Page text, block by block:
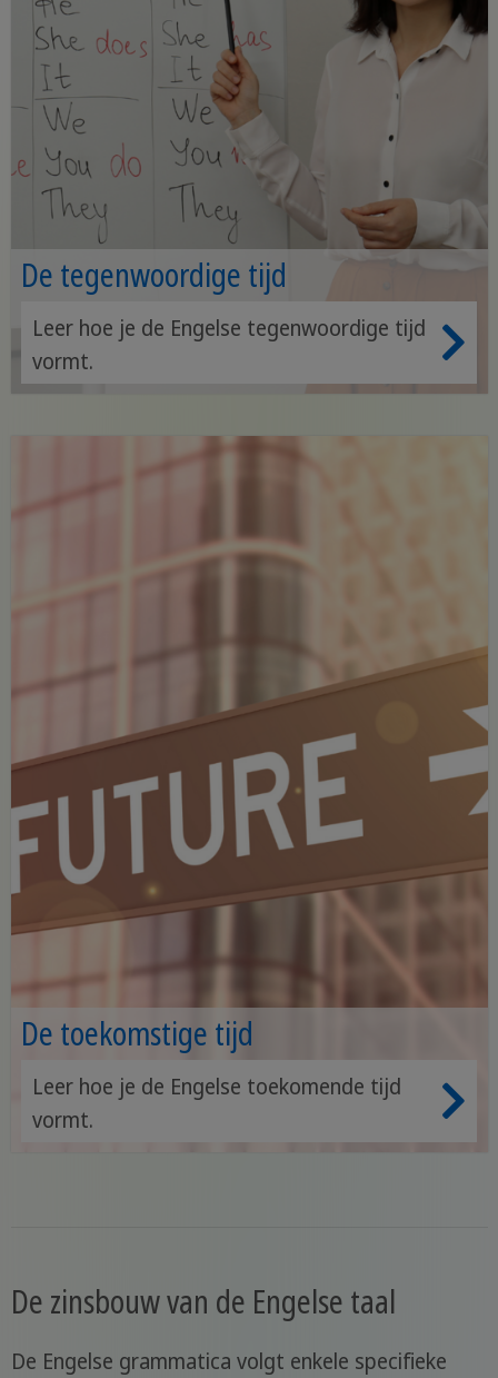
De tegenwoordige tijd
Leer hoe je de Engelse tegenwoordige tijd
vormt.
De toekomstige tijd
Leer hoe je de Engelse toekomende tijd
vormt.
De zinsbouw van de Engelse taal
De Engelse grammatica volgt enkele specifieke